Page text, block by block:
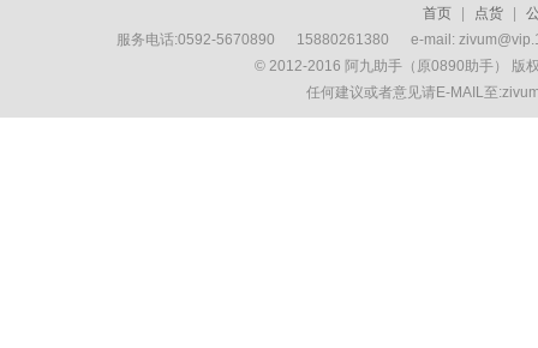
首页 点货
服务电话:0592-5670890 15880261380 e-mail:
© 2012-2016 阿九助手（原0890助手） 版
任何建议或者意见请E-MAIL至